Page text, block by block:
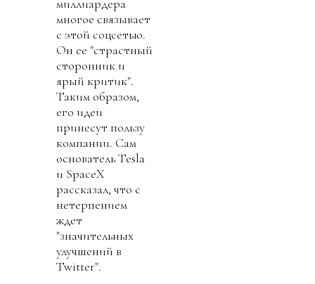
миллиардера
многое связывает
с этой соцсетью.
Он ее "страстный
сторонник и
ярый критик".
Таким образом,
его идеи
принесут пользу
компании. Сам
основатель Tesla
и SpaceX
рассказал, что с
нетерпением
ждет
"значительных
улучшений в
Twitter".